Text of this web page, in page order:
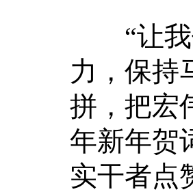
“让我
力，保持
拼，把宏
年新年贺
实干者点